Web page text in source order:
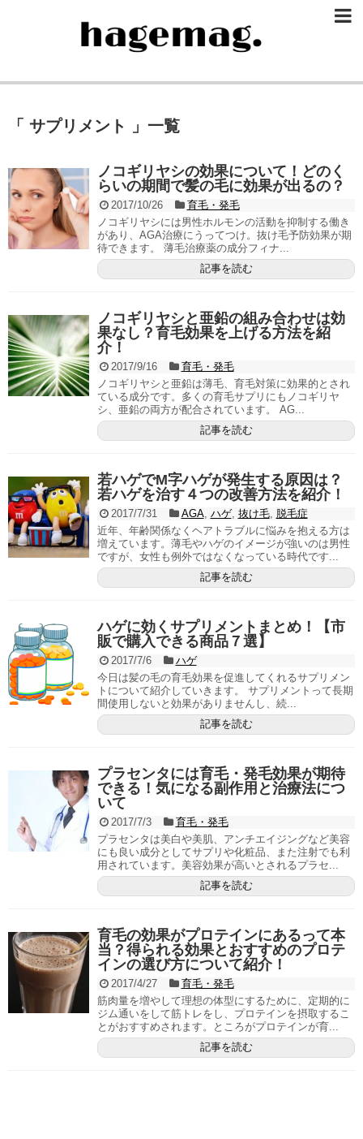
「 サプリメント 」一覧
ノコギリヤシの効果について！どのく
らいの期間で髪の毛に効果が出るの？
2017/10/26
育毛・発毛
ノコギリヤシには男性ホルモンの活動を抑制する働き
があり、AGA治療にうってつけ。抜け毛予防効果が期
待できます。 薄毛治療薬の成分フィナ...
記事を読む
ノコギリヤシと亜鉛の組み合わせは効
果なし？育毛効果を上げる方法を紹
介！
2017/9/16
育毛・発毛
ノコギリヤシと亜鉛は薄毛、育毛対策に効果的とされ
ている成分です。多くの育毛サプリにもノコギリヤ
シ、亜鉛の両方が配合されています。 AG...
記事を読む
若ハゲでM字ハゲが発生する原因は？
若ハゲを治す４つの改善方法を紹介！
2017/7/31 AGA, ハゲ, 抜け毛,
脱毛症
近年、年齢関係なくヘアトラブルに悩みを抱える方は
増えています。薄毛やハゲのイメージが強いのは男性
ですが、女性も例外ではなくなっている時代です...
記事を読む
ハゲに効くサプリメントまとめ！【市
販で購入できる商品７選】
2017/7/6
ハゲ
今日は髪の毛の育毛効果を促進してくれるサプリメン
トについて紹介していきます。 サプリメントって長期
間使用しないと効果がありませんし、続...
記事を読む
プラセンタには育毛・発毛効果が期待
できる！気になる副作用と治療法につ
いて
2017/7/3
育毛・発毛
プラセンタは美白や美肌、アンチエイジングなど美容
にも良い成分としてサプリや化粧品、また注射でも利
用されています。美容効果が高いとされるプラセ...
記事を読む
育毛の効果がプロテインにあるって本
当？得られる効果とおすすめのプロテ
インの選び方について紹介！
2017/4/27
育毛・発毛
筋肉量を増やして理想の体型にするために、定期的に
ジム通いをして筋トレをし、プロテインを摂取するこ
とがおすすめされます。ところがプロテインが育...
記事を読む